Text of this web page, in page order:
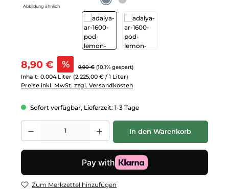
Abbildung ähnlich
Verkaufspreis:
8,90 € % Regulärer Preis:
9,90 € (10.1% gespart)
Inhalt: 0.004 Liter (2.225,00 € / 1 Liter)
Preise inkl. MwSt. zzgl. Versandkosten
Sofort verfügbar, Lieferzeit: 1-3 Tage
Produkt Anzahl: Gib den gewünschten Wert ein oder benutze die
In den Warenkorb
Zum Merkzettel hinzufügen